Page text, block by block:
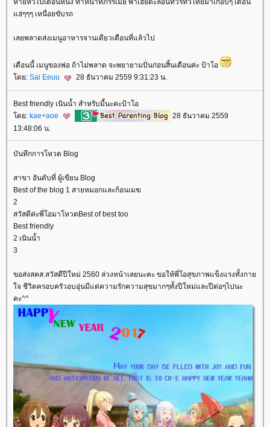
หายหัวไปเดือนหนึง ทำหน้าที่ภรรเมีย พาเฮียตะลอนทัวร์ทั่วไทยมาเกือบๆ เดือน
ฮ่ๆๆๆ เหนื่อยขับรถ
เลยพลาดส่งเมนูอาหารจานเดียวเดือนที่แล้วไป
เดือนนี้ เมนูของพ่อ ถ้าไม่พลาด จะพยายามปั่นก่อนสิ้นเดือนค่ะ ป้าโอ
ดย: Sai Eeuu 28 ธันวาคม 2559 9:31:23 น.
Best friendly เนินน้ำ สำหรับมี้นะคะป้าโอ
ดย: kae+aoe
28 ธันวาคม 2559
13:48:06 น.
บันทึกการโหวต Blog
สาขา อันดับที่ ผู้เขียน Blog
Best of the blog 1 สายหมอกและก้อนเมฆ
2
สวัสดีค่ะพี่โอมาโหวตBest of best too
Best friendly
2 เนินน้ำ
3
ขอส่งสคส.สวัสดีปีใหม่ 2560 ล่วงหน้าเลยนะคะ ขอให้พี่โอสุขภาพแข็งแรงทั้งกา
จ ชีวิตครอบครัวอบอุ่นมีแต่ความรักความสุขมากๆทั้งปีใหม่และปีต่อๆไปนะ
คะ^^